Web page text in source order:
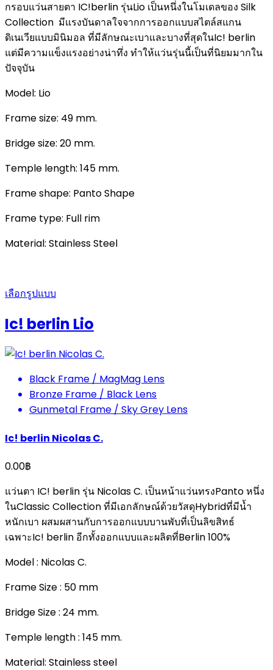
กรอบแว่นสายตา IC!berlin รุ่นLio เป็นหนึ่งในโมเดลของ Silk
Collection มีแรงบันดาลใจจากการออกแบบสไตล์สแกน
ดิเนเวียแบบมินิมอล ที่มีลักษณะเบาและบางที่สุดในIc! berlin
แต่มีความแข็งแรงอย่างน่าทึ่ง ทำให้แว่นรุ่นนี้เป็นที่นิยมมากใน
ปัจจุบัน
Model: Lio
Frame size: 49 mm.
Bridge size: 20 mm.
Temple length: 145 mm.
Frame shape: Panto Shape
Frame type: Full rim
Material: Stainless Steel
เลือกรูปแบบ
Ic! berlin Lio
Black Frame / MagMag Lens
Bronze Frame / Black Lens
Gunmetal Frame / Sky Grey Lens
Ic! berlin Nicolas C.
0.00฿
แว่นตา IC! berlin รุ่น Nicolas C. เป็นหน้าแว่นทรงPanto หนึ่ง
ในClassic Collection ที่มีเอกลักษณ์ด้วยวัสดุHybridที่มีน้ำ
หนักเบา ผสมผสานกับการออกแบบบานพับที่เป็นลิขสิทธ์
เฉพาะIc! berlin อีกทั้งออกแบบและผลิตที่Berlin 100%
Model : Nicolas C.
Frame Size : 50 mm
Bridge Size : 24 mm.
Temple length : 145 mm.
Material: Stainless steel